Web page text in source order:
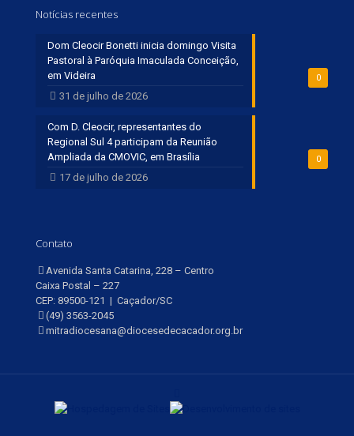
Notícias recentes
0
Dom Cleocir Bonetti inicia domingo Visita
Pastoral à Paróquia Imaculada Conceição,
em Videira
31 de julho de 2026
0
Com D. Cleocir, representantes do
Regional Sul 4 participam da Reunião
Ampliada da CMOVIC, em Brasília
17 de julho de 2026
Contato
Avenida Santa Catarina, 228 – Centro
Caixa Postal – 227
CEP: 89500-121 | Caçador/SC
(49) 3563-2045
mitradiocesana@diocesedecacador.org.br